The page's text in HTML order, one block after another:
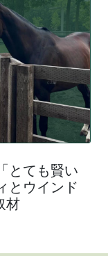
とても賢い
とウインド
材